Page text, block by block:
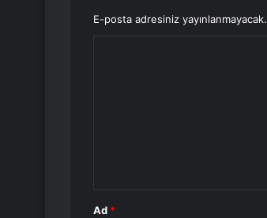
E-posta adresiniz yayınlanmayacak.
Ad *